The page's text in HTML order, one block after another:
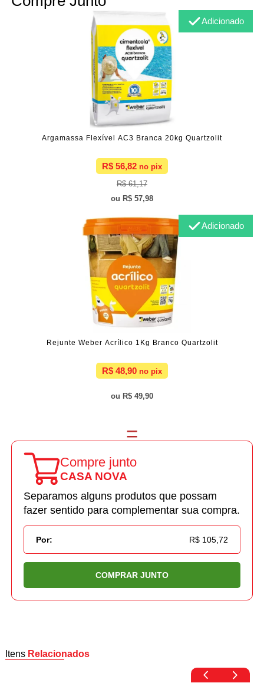
Argamassa Flexível AC3 Branca 20kg Quartzolit
R$ 56,82
R$ 61,17
R$ 57,98
Adicionado
Rejunte Weber Acrílico 1Kg Branco Quartzolit
R$ 48,90
R$ 49,90
Adicionado
Compre junto
CASA NOVA
Separamos alguns produtos que possam
fazer sentido para complementar sua compra.
Por: R$ 105,72
COMPRAR JUNTO
Itens Relacionados